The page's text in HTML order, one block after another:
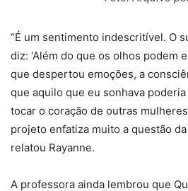
“É um sentimento indescritível. O
diz: ‘Além do que os olhos podem
que despertou emoções, a
que aquilo que eu sonhava
tocar o coração de outras
projeto enfatiza muito a questão
relatou Rayanne.
A professora ainda lembrou que